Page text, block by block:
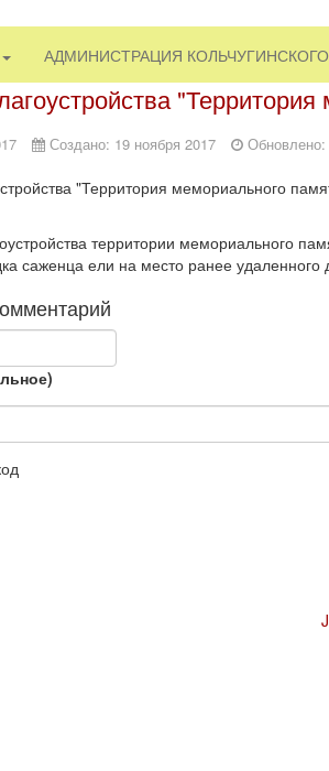
АДМИНИСТРАЦИЯ
Создано: 19 ноября 2017 Обновлено:
"Территория мемориального
территории мемориального
саженца ели на место ранее удаленного